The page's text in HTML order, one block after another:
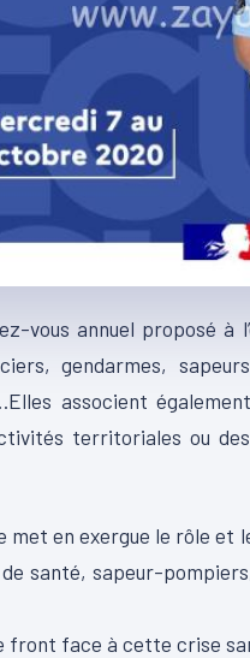
vous annuel proposé à
gendarmes,
associent
territoriales ou
en exergue le rôle et
santé, sapeur-
front face à cette crise